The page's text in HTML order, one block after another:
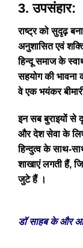
3. उपसंहार:
राष्ट्र को सुदृढ़
अनुशासित एवं
हिन्दू समाज के
सहयोग की
वे एक भयंकर
इन सब बुराइयों से
और देश सेवा के
हिन्दुत्व के साथ-
शाखाएं लगती हैं,
जुटे हैं ।
डॉ साहब के और